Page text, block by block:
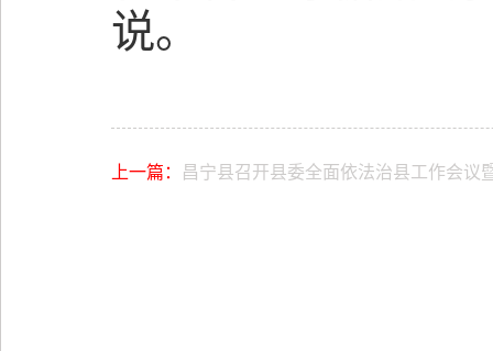
说。
上一篇： 昌宁县召开县委全面依法治县工作会议暨县委全面